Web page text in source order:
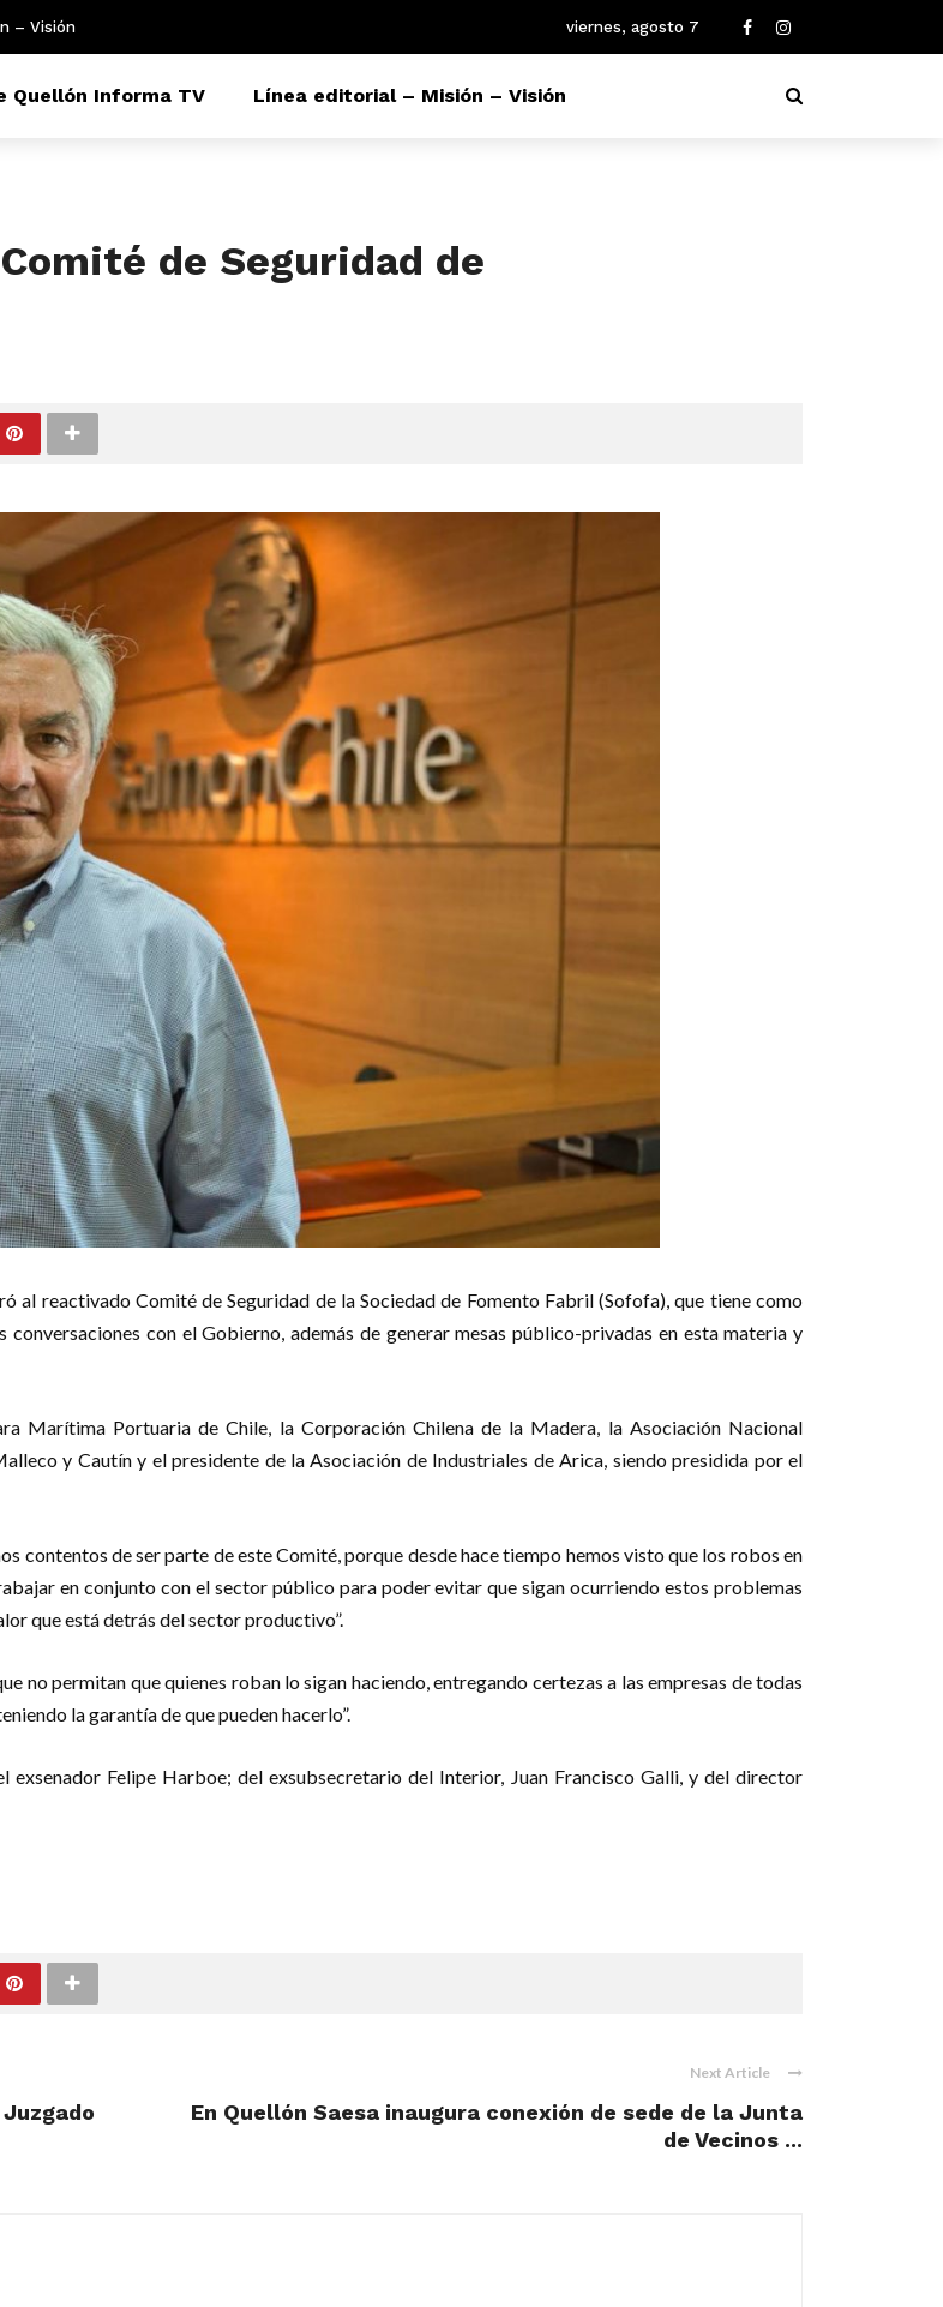
– Visión viernes, agosto 7
Quellón Informa TV Línea editorial – Misión – Visión
de Seguridad de
al reactivado Comité de Seguridad de la Sociedad de Fomento Fabril (Sofofa), que tiene como
con el Gobierno, además de generar mesas público-privadas en esta materia y
Marítima Portuaria de Chile, la Corporación Chilena de la Madera, la Asociación Nacional
y Cautín y el presidente de la Asociación de Industriales de Arica, siendo presidida por el
contentos de ser parte de este Comité, porque desde hace tiempo hemos visto que los robos en
en conjunto con el sector público para poder evitar que sigan ocurriendo estos problemas
que está detrás del sector productivo”.
no permitan que quienes roban lo sigan haciendo, entregando certezas a las empresas de todas
la garantía de que pueden hacerlo”.
exsenador Felipe Harboe; del exsubsecretario del Interior, Juan Francisco Galli, y del director
Next Article
En Quellón Saesa inaugura conexión de sede de la Junta
de Vecinos ...